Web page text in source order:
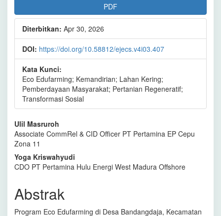
PDF
Diterbitkan: Apr 30, 2026
DOI: https://doi.org/10.58812/ejecs.v4i03.407
Kata Kunci:
Eco Edufarming; Kemandirian; Lahan Kering;
Pemberdayaan Masyarakat; Pertanian Regeneratif;
Transformasi Sosial
Isi
Artikel
Utama
Ulil Masruroh
Associate CommRel & CID Officer PT Pertamina EP Cepu
Zona 11
Yoga Kriswahyudi
CDO PT Pertamina Hulu Energi West Madura Offshore
Abstrak
Program Eco Edufarming di Desa Bandangdaja, Kecamatan